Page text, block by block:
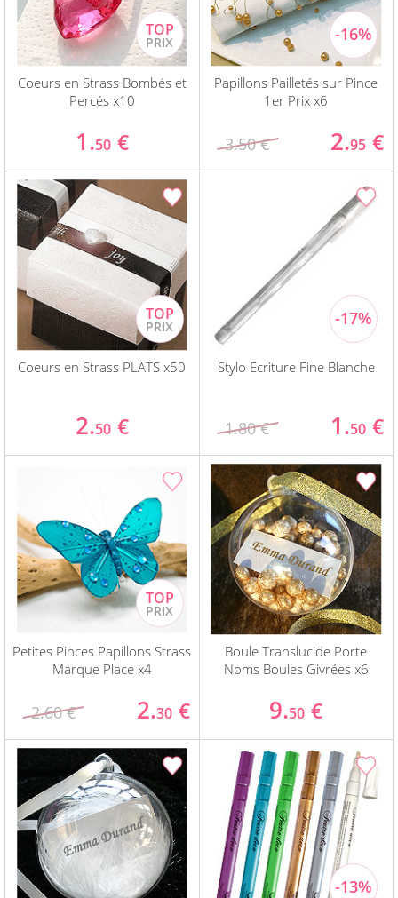
Coeurs en Strass Bombés et
Percés x10
1.50 €
Papillons Pailletés sur Pince
1er Prix x6
3.50 € 2.95 €
Coeurs en Strass PLATS x50
2.50 €
Stylo Ecriture Fine Blanche
1.80 € 1.50 €
Petites Pinces Papillons Strass
Marque Place x4
2.60 € 2.30 €
Boule Translucide Porte
Noms Boules Givrées x6
9.50 €